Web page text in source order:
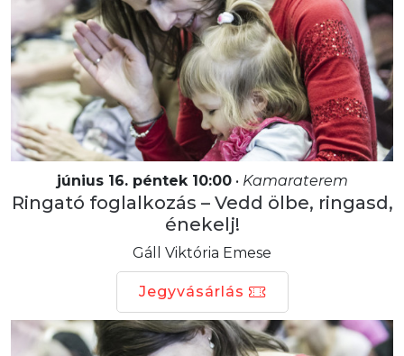
június 16. péntek 10:00• Kamaraterem
Ringató foglalkozás – Vedd ölbe, ringasd,
énekelj!
Gáll Viktória Emese
Jegyvásárlás